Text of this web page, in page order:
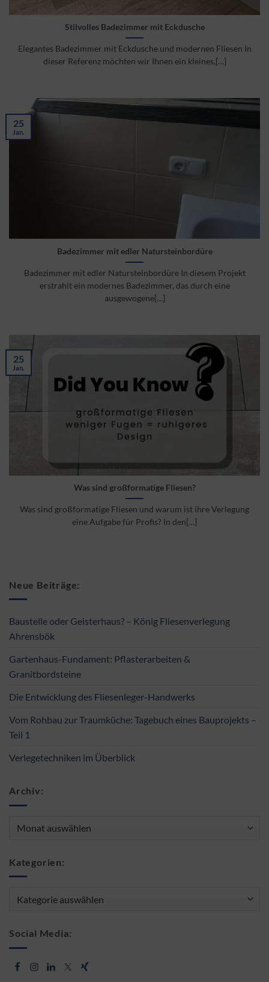
Stilvolles Badezimmer mit Eckdusche
Elegantes Badezimmer mit Eckdusche und modernen Fliesen In
dieser Referenz möchten wir Ihnen ein kleines,[…]
Badezimmer mit edler Natursteinbordüre
Badezimmer mit edler Natursteinbordüre In diesem Projekt
erstrahlt ein modernes Badezimmer, das durch eine
ausgewogene[…]
25
Jan.
Was sind großformatige Fliesen?
Was sind großformatige Fliesen und warum ist ihre Verlegung
eine Aufgabe für Profis? In den[…]
25
Jan.
Neue Beiträge:
Baustelle oder Geisterhaus? – König Fliesenverlegung
Ahrensbök
Gartenhaus-Fundament: Pflasterarbeiten &
Granitbordsteine
Die Entwicklung des Fliesenleger-Handwerks
Vom Rohbau zur Traumküche: Tagebuch eines Bauprojekts –
Teil 1
Verlegetechniken im Überblick
Archiv:
Kategorien:
Social Media: